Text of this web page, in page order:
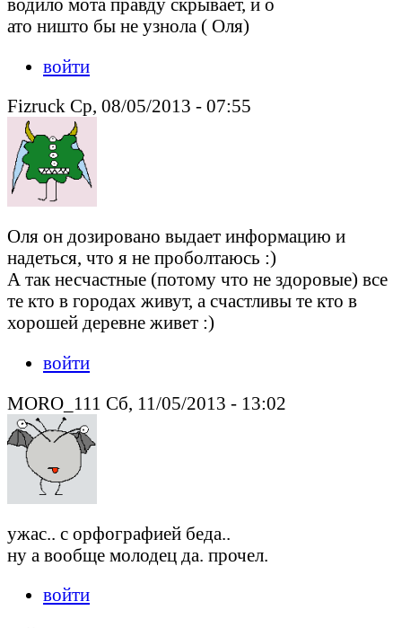
ато ништо бы не узнола ( Оля)
войти
Fizruck Ср, 08/05/2013 - 07:55
Оля он дозировано выдает информацию и
надеться, что я не проболтаюсь :)
А так несчастные (потому что не здоровые) все
те кто в городах живут, а счастливы те кто в
хорошей деревне живет :)
войти
MORO_111 Сб, 11/05/2013 - 13:02
ужас.. с орфографией беда..
ну а вообще молодец да. прочел.
войти